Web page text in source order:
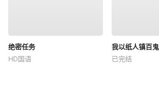
绝密任务
HD国语
我以纸人镇百鬼
已完结